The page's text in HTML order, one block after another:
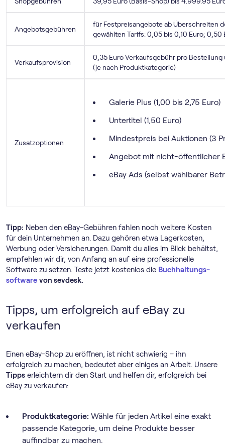
Angebotsgebühren
für Festpreisangebote ab Überschreiten
gewählten Tarifs: 0,05 bis 0,10 Euro; 0,50
Verkaufsprovision
0,35 Euro Verkaufsgebühr pro
(je nach Produktkategorie)
Zusatzoptionen
Galerie Plus (1,00 bis 2,75 Euro)
Untertitel (1,50 Euro)
Mindestpreis bei Auktionen (3
Angebot mit nicht-öffentlicher
eBay Ads (selbst wählbarer
Tipp: Neben den eBay-Gebühren fahlen noch weitere Kosten
für dein Unternehmen an. Dazu gehören etwa Lagerkosten,
Werbung oder Versicherungen. Damit du alles im Blick behältst,
empfehlen wir dir, von Anfang an auf eine professionelle
Software zu setzen. Teste jetzt kostenlos die Buch­haltungs­
software von sevdesk.
Tipps, um erfolgreich auf eBay zu
verkaufen
Einen eBay-Shop zu eröffnen, ist nicht schwierig – ihn
erfolgreich zu machen, bedeutet aber einiges an Arbeit. Unsere
Tipps erleichtern dir den Start und helfen dir, erfolgreich bei
eBay zu verkaufen:
Produktkategorie: Wähle für jeden Artikel eine exakt
passende Kategorie, um deine Produkte besser
auffindbar zu machen.